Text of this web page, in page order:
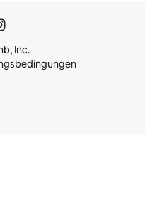
Inc.